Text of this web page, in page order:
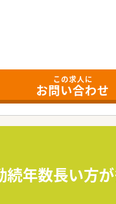
場です。
地です。
います
この求人に
お問い合わせ
年数長い方